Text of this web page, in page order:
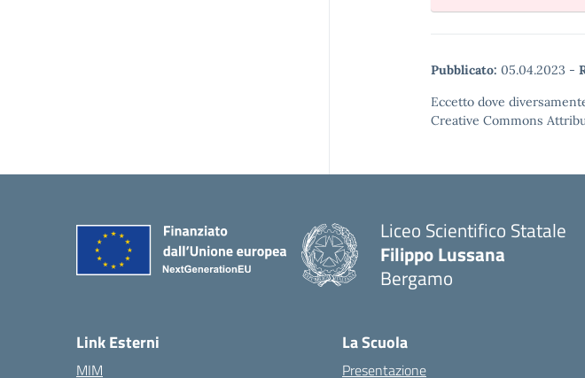
Pubblicato: 05.04.2023 -
Eccetto dove
Creative Commons
Liceo Scientifico Statale
Filippo Lussana
Bergamo
Link Esterni
MIM
La Scuola
Presentazione